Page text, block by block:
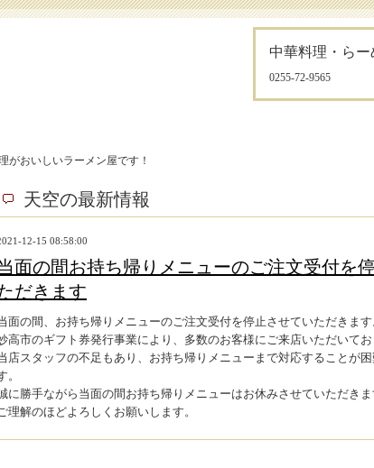
中華料理・ら
0255-72-9565
がおいしいラーメン屋です！
天空の最新情報
12-15 08:58:00
面の間お持ち帰りメニューのご注文受付を
だきます
面の間、お持ち帰りメニューのご注文受付を停止させていただきます
高市のギフト券発行事業により、多数のお客様にご来店いただいてお
店スタッフの不足もあり、お持ち帰りメニューまで対応することが
。
に勝手ながら当面の間お持ち帰りメニューはお休みさせていただきま
理解のほどよろしくお願いします。